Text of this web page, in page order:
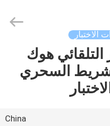
الاختبار
التلقائي هوك
السحري
China